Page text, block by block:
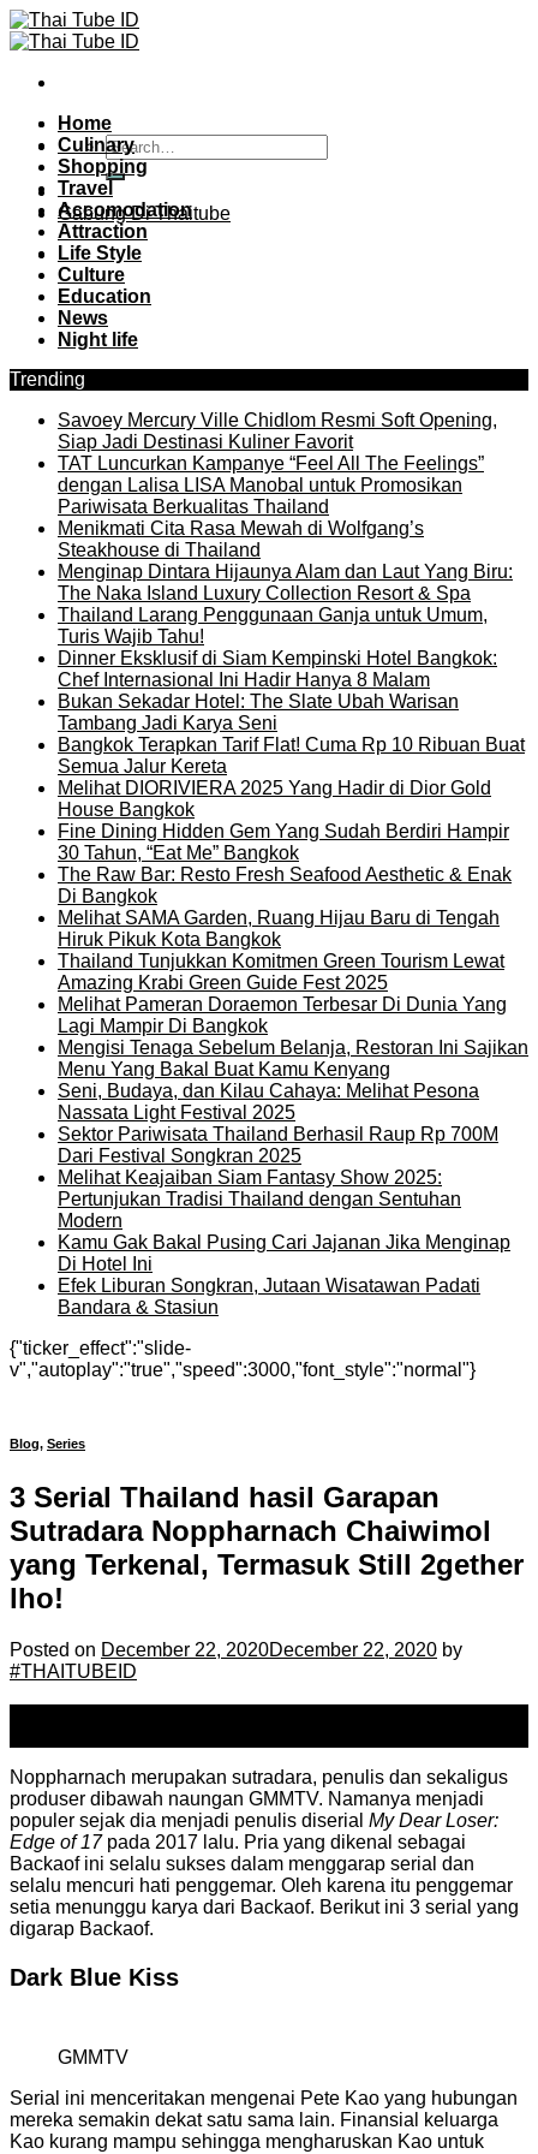
Skip
to
Gabung Di Thaitube
Home
Culinary
Shopping
Travel
Accomodation
Attraction
Life Style
Culture
Education
News
Night life
Trending
Savoey Mercury Ville Chidlom Resmi Soft Opening,
Siap Jadi Destinasi Kuliner Favorit
TAT Luncurkan Kampanye “Feel All The Feelings”
dengan Lalisa LISA Manobal untuk Promosikan
Pariwisata Berkualitas Thailand
Menikmati Cita Rasa Mewah di Wolfgang’s
Steakhouse di Thailand
Menginap Dintara Hijaunya Alam dan Laut Yang Biru:
The Naka Island Luxury Collection Resort & Spa
Thailand Larang Penggunaan Ganja untuk Umum,
Turis Wajib Tahu!
Dinner Eksklusif di Siam Kempinski Hotel Bangkok:
Chef Internasional Ini Hadir Hanya 8 Malam
Bukan Sekadar Hotel: The Slate Ubah Warisan
Tambang Jadi Karya Seni
Bangkok Terapkan Tarif Flat! Cuma Rp 10 Ribuan Buat
Semua Jalur Kereta
Melihat DIORIVIERA 2025 Yang Hadir di Dior Gold
House Bangkok
Fine Dining Hidden Gem Yang Sudah Berdiri Hampir
30 Tahun, “Eat Me” Bangkok
The Raw Bar: Resto Fresh Seafood Aesthetic & Enak
Di Bangkok
Melihat SAMA Garden, Ruang Hijau Baru di Tengah
Hiruk Pikuk Kota Bangkok
Thailand Tunjukkan Komitmen Green Tourism Lewat
Amazing Krabi Green Guide Fest 2025
Melihat Pameran Doraemon Terbesar Di Dunia Yang
Lagi Mampir Di Bangkok
Mengisi Tenaga Sebelum Belanja, Restoran Ini Sajikan
Menu Yang Bakal Buat Kamu Kenyang
Seni, Budaya, dan Kilau Cahaya: Melihat Pesona
Nassata Light Festival 2025
Sektor Pariwisata Thailand Berhasil Raup Rp 700M
Dari Festival Songkran 2025
Melihat Keajaiban Siam Fantasy Show 2025:
Pertunjukan Tradisi Thailand dengan Sentuhan
Modern
Kamu Gak Bakal Pusing Cari Jajanan Jika Menginap
Di Hotel Ini
Efek Liburan Songkran, Jutaan Wisatawan Padati
Bandara & Stasiun
{"ticker_effect":"slide-
v","autoplay":"true","speed":3000,"font_style":"normal"}
Blog, Series
3 Serial Thailand hasil Garapan
Sutradara Noppharnach Chaiwimol
yang Terkenal, Termasuk Still 2gether
lho!
Posted on December 22, 2020December 22, 2020 by
#THAITUBEID
Noppharnach merupakan sutradara, penulis dan sekaligus
produser dibawah naungan GMMTV. Namanya menjadi
populer sejak dia menjadi penulis diserial My Dear Loser:
Edge of 17pada 2017 lalu. Pria yang dikenal sebagai
Backaof ini selalu sukses dalam menggarap serial dan
selalu mencuri hati penggemar. Oleh karena itu penggemar
setia menunggu karya dari Backaof. Berikut ini 3 serial yang
digarap Backaof.
Dark Blue Kiss
GMMTV
Serial ini menceritakan mengenai Pete Kao yang hubungan
mereka semakin dekat satu sama lain. Finansial keluarga
Kao kurang mampu sehingga mengharuskan Kao untuk